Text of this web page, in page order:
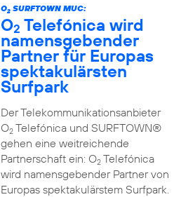
O2SURFTOWN MUC:
O2 Telefónica wird
namensgebender
Partner für Europas
spektakulärsten
Surfpark
Der Telekommunikationsanbieter
O2Telefónica und SURFTOWN®
gehen eine weitreichende
Partnerschaft ein: O2Telefónica
wird namensgebender Partner von
Europas spektakulärstem Surfpark.